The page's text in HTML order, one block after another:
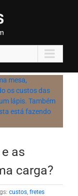
as
carga?
custos, fretes